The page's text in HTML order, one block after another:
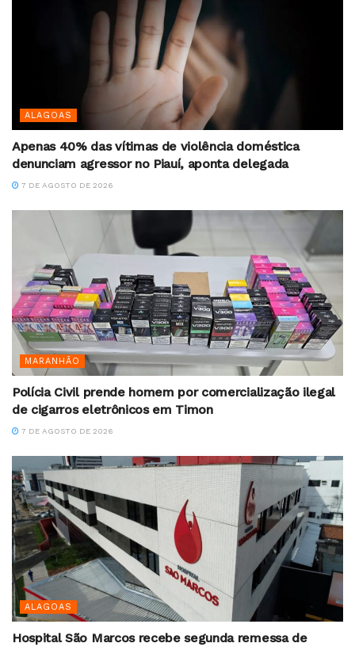
ALAGOAS
Apenas 40% das vítimas de violência doméstica
denunciam agressor no Piauí, aponta delegada
7 DE AGOSTO DE 2026
MARANHÃO
Polícia Civil prende homem por comercialização ilegal
de cigarros eletrônicos em Timon
7 DE AGOSTO DE 2026
ALAGOAS
Hospital São Marcos recebe segunda remessa de